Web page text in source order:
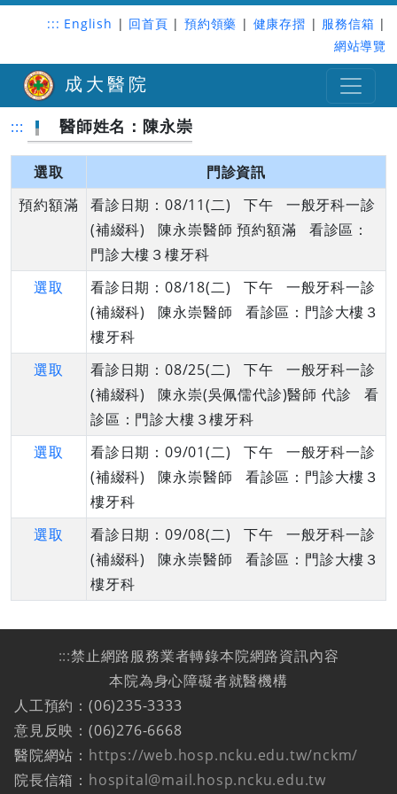
::: English | 回首頁 | 預約領藥 | 健康存摺 | 服務信箱 |
網站導覽
成大醫院
::: 醫師姓名：陳永崇
選取
門診資訊
預約額滿
看診日期：08/11(二) 下午 一般牙科一診
(補綴科) 陳永崇醫師 預約額滿 看診區：
門診大樓３樓牙科
選取
看診日期：08/18(二) 下午 一般牙科一診
(補綴科) 陳永崇醫師 看診區：門診大樓３
樓牙科
選取
看診日期：08/25(二) 下午 一般牙科一診
(補綴科) 陳永崇(吳佩儒代診)醫師 代診 看
診區：門診大樓３樓牙科
選取
看診日期：09/01(二) 下午 一般牙科一診
(補綴科) 陳永崇醫師 看診區：門診大樓３
樓牙科
選取
看診日期：09/08(二) 下午 一般牙科一診
(補綴科) 陳永崇醫師 看診區：門診大樓３
樓牙科
:::禁止網路服務業者轉錄本院網路資訊內容
本院為身心障礙者就醫機構
人工預約：(06)235-3333
意見反映：(06)276-6668
醫院網站： https://web.hosp.ncku.edu.tw/nckm/
院長信箱： hospital@mail.hosp.ncku.edu.tw